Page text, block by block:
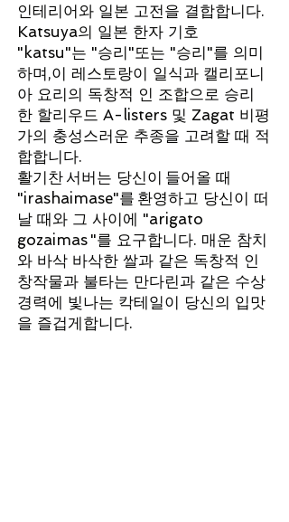
인테리어와 일본 고전을 결합합니다.
Katsuya의 일본 한자 기호
"katsu"는 "승리"또는 "승리"를 의미
하며,이 레스토랑이 일식과 캘리포니
아 요리의 독창적 인 조합으로 승리
한 할리우드 A-listers 및 Zagat 비평
가의 충성스러운 추종을 고려할 때 적
합합니다.
활기찬 서버는 당신이 들어올 때
"irashaimase"를 환영하고 당신이 떠
날 때와 그 사이에 "arigato
gozaimas "를 요구합니다. 매운 참치
와 바삭 바삭한 쌀과 같은 독창적 인
창작물과 불타는 만다린과 같은 수상
경력에 빛나는 칵테일이 당신의 입맛
을 즐겁게합니다.